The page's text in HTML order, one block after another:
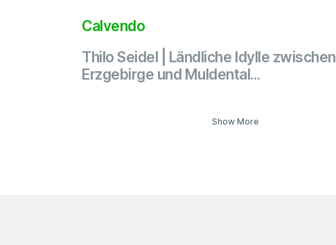
Calvendo
Thilo Seidel | Ländliche Idylle zwischen
Erzgebirge und Muldental...
Show More